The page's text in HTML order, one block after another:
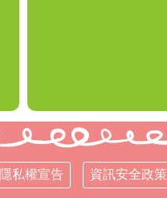
隱私權宣告 資訊安全政策